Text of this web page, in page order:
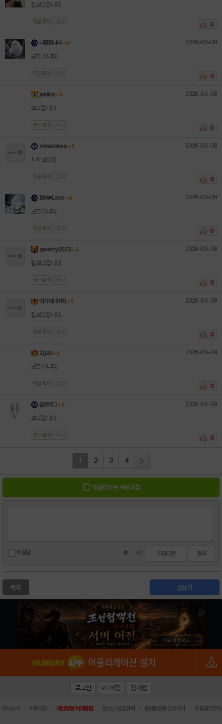
잘보고갑니다
댓글 0 개 신고 0
너를만나다 + 5 2026-06-08
보고 갑니다.
댓글 0 개 신고 0
jekllze + 5 2026-06-08
보고갑니다
댓글 0 개 신고 0
minazukee + 5 2026-06-08
시작 보고감
댓글 0 개 신고 0
BK❤️Love + 5 2026-06-08
보고갑니다.
댓글 0 개 신고 0
qwerty9573 + 5 2026-06-08
잘보고갑니다.
댓글 0 개 신고 0
어기여디어차 + 5 2026-06-08
잘보고갑니다.
댓글 0 개 신고 0
2gun + 5 2026-06-08
보고 갑니다.
댓글 0 개 신고 0
쏠트버그 + 5 2026-06-08
보고갑니다.
댓글 0 개 신고 0
1 2 3 4
댓글리스트 새로고침
비밀글 0 300 이모티콘 등록
글쓰기
목록
로그인 PC버전 전체앱
회사소개 이용약관 개인정보 처리방침 청소년 보호정책 불법촬영물 신고센터 제휴광고문의